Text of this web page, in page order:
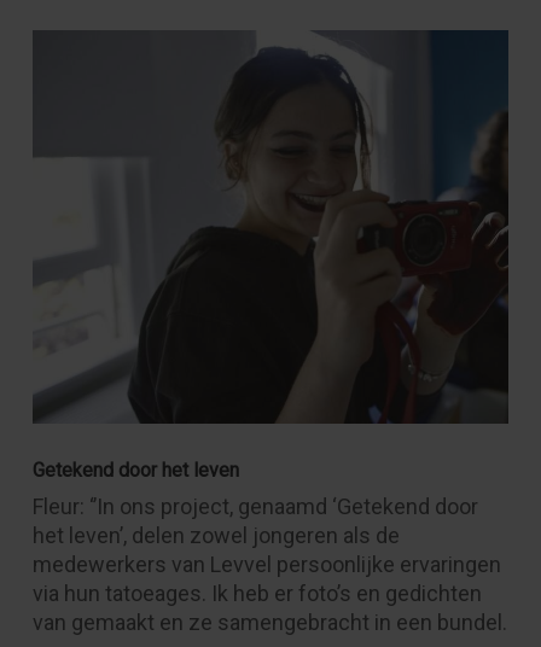
Getekend door het leven
Fleur: ‘’In ons project, genaamd ‘Getekend door
het leven’, delen zowel jongeren als de
medewerkers van Levvel persoonlijke ervaringen
via hun tatoeages. Ik heb er foto’s en gedichten
van gemaakt en ze samengebracht in een bundel.